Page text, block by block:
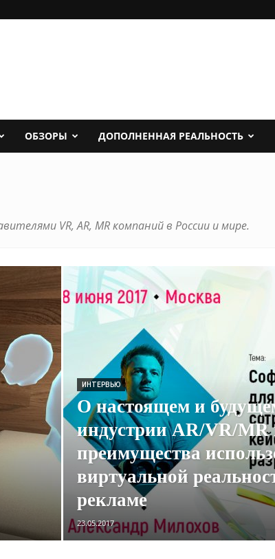
ОБЗОРЫ ДОПОЛНЕННАЯ РЕАЛЬНОСТЬ
VR, AR, MR компаний в России и мире.
ИНТЕРВЬЮ
О настоящем и
индустрии AR/VR/MR
преимущества
виртуальной
рекламе
23.05.2017